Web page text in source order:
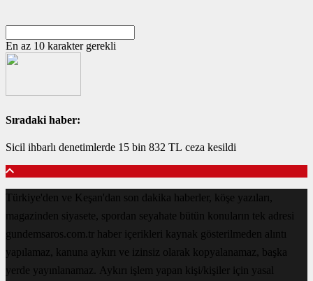
En az 10 karakter gerekli
Sıradaki haber:
Sicil ihbarlı denetimlerde 15 bin 832 TL ceza kesildi
Türkiye'den ve Keşan'dan son dakika haberler, köşe yazıları,
magazinden siyasete, spordan seyahate bütün konuların tek adresi
gundemsaros.com.tr haber içerikleri kaynak gösterilmeden alıntı
yapılamaz, kanuna aykırı ve izinsiz olarak kopyalanamaz, başka
yerde yayınlanamaz. Aykırı işlem yapan kişi/kişiler için yasal